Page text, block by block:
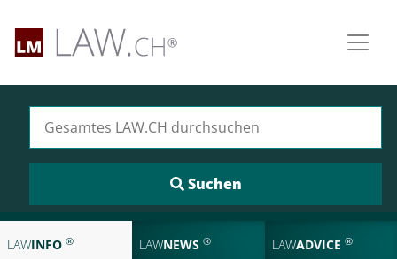
LAWINFO ® LAWNEWS ® LAWADVICE ®